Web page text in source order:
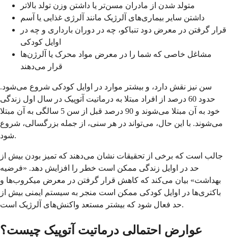
متولد شدن از مادران مسن‌تر یا داشتن وزن تولد بالاتر
داشتن سایر بیماری‌های آلرژیک مانند آلرژی غذایی یا آسم
قرار گرفتن در معرض دود تنباکو، چه در دوران بارداری و چه در
اوایل کودکی
مشاغل خاصی که شما را در معرض مواد محرک یا آلرژن‌ها
قرار می‌دهند
سن نیز نقش دارد، و بیشتر موارد در اوایل کودکی شروع می‌شود.
حدود 60 درصد از افراد مبتلا به درماتیت آتوپیک در سال اول زندگی
خود به آن مبتلا می‌شوند و 90 درصد قبل از سن 5 سالگی به آن مبتلا
می‌شوند. با این حال، می‌تواند در هر سنی، از جمله بزرگسالی، شروع
شود.
جالب است که برخی از تحقیقات نشان می‌دهند که تمیز بودن بیش از
حد در اوایل زندگی ممکن است خطر را افزایش دهد. «فرضیه
بهداشت» بیان می‌کند که کاهش قرار گرفتن در معرض میکروب‌ها و
باکتری‌ها در اوایل کودکی ممکن است منجر به سیستم ایمنی بیش از
حد فعال شود که بیشتر مستعد واکنش‌های آلرژیک است.
عوارض احتمالی درماتیت آتوپیک چیست؟